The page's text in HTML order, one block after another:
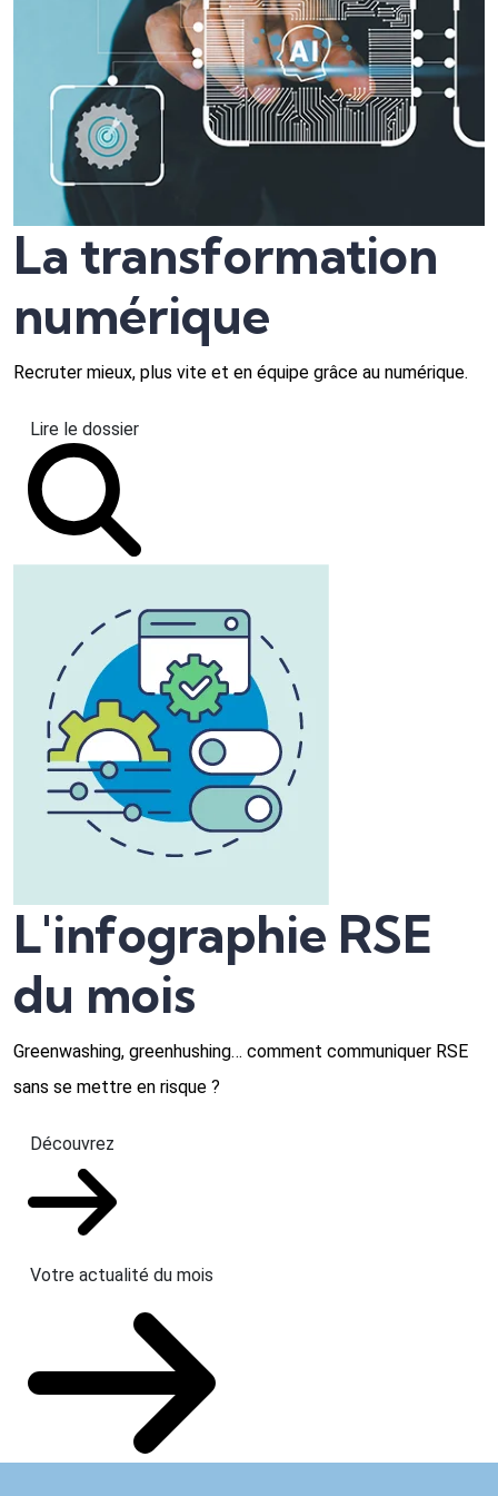
La transformation
numérique
Recruter mieux, plus vite et en équipe grâce au numérique.
Lire le dossier
L'infographie RSE
du mois
Greenwashing, greenhushing… comment communiquer RSE
sans se mettre en risque ?
Découvrez
Votre actualité du mois